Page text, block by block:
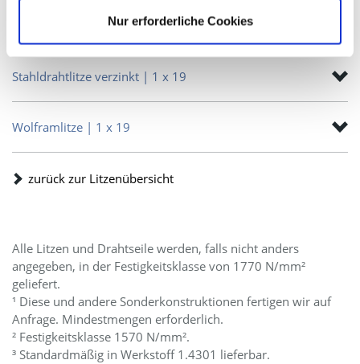
Nur erforderliche Cookies
Edelstahllitze Werkstoff 1.4401 | 1 x 19
Stahldrahtlitze verzinkt | 1 x 19
Wolframlitze | 1 x 19
zurück zur Litzenübersicht
Alle Litzen und Drahtseile werden, falls nicht anders
angegeben, in der Festigkeitsklasse von 1770 N/mm²
geliefert.
¹ Diese und andere Sonderkonstruktionen fertigen wir auf
Anfrage. Mindestmengen erforderlich.
² Festigkeitsklasse 1570 N/mm².
³ Standardmäßig in Werkstoff 1.4301 lieferbar.